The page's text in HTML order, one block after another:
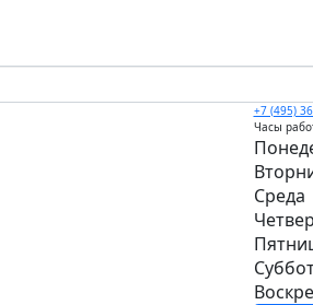
+7 (495)
Часы
Среда